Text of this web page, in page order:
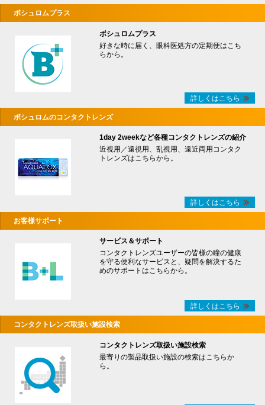
ボシュロムプラス
ボシュロムプラス
好きな時に届く、眼科医処方の定期便はこち
らから。
詳しくはこちら
ボシュロムのコンタクトレンズ
1day 2weekなど各種コンタクトレンズの紹介
近視用／遠視用、乱視用、遠近両用コンタク
トレンズはこちらから。
詳しくはこちら
お客様サポート
サービス＆サポート
コンタクトレンズユーザーの皆様の瞳の健康
を守る便利なサービスと、疑問を解決するた
めのサポートはこちらから。
詳しくはこちら
コンタクトレンズ取扱い施設検索
コンタクトレンズ取扱い施設検索
最寄りの製品取扱い施設の検索はこちらか
ら。